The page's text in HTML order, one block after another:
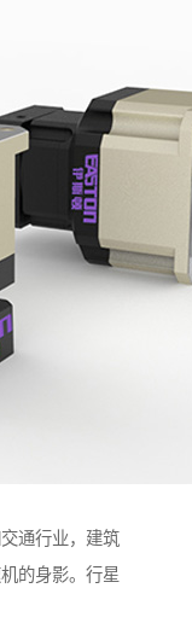
通行业，建筑
的身影。行星